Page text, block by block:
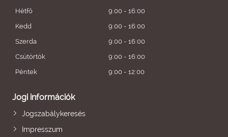
Hétfő
9:00 - 16:00
Kedd
9:00 - 16:00
Szerda
9:00 - 16:00
Csütörtök
9:00 - 16:00
Péntek
9:00 - 12:00
Jogi információk
Jogszabálykeresés
Impresszum